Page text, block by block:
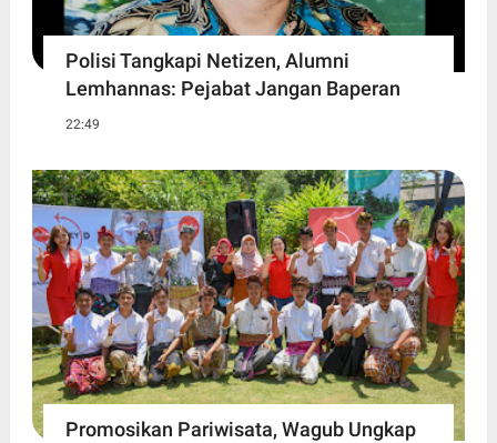
Polisi Tangkapi Netizen, Alumni
Lemhannas: Pejabat Jangan Baperan
22:49
Promosikan Pariwisata, Wagub Ungkap